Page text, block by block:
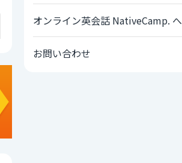
オンライン英会話 NativeCamp. へ
お問い合わせ